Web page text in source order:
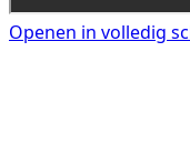
Openen in volledig